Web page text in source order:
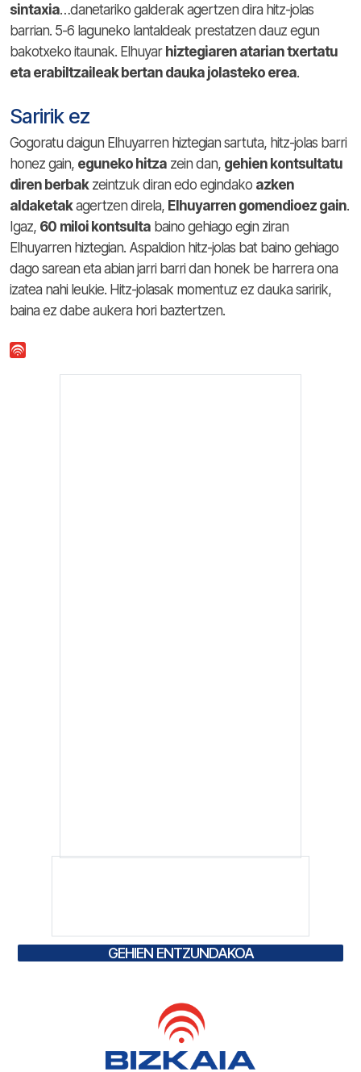
sintaxia…danetariko galderak agertzen dira hitz-jolas
barrian. 5-6 laguneko lantaldeak prestatzen dauz egun
bakotxeko itaunak. Elhuyar hiztegiaren atarian txertatu
eta erabiltzaileak bertan dauka jolasteko erea.
Saririk ez
Gogoratu daigun Elhuyarren hiztegian sartuta, hitz-jolas barri
honez gain, eguneko hitza zein dan, gehien kontsultatu
diren berbakzeintzuk diran edo egindako azken
aldaketakagertzen direla, Elhuyarren gomendioez gain.
Igaz, 60 miloi kontsulta baino gehiago egin ziran
Elhuyarren hiztegian. Aspaldion hitz-jolas bat baino gehiago
dago sarean eta abian jarri barri dan honek be harrera ona
izatea nahi leukie. Hitz-jolasak momentuz ez dauka saririk,
baina ez dabe aukera hori baztertzen.
GEHIEN ENTZUNDAKOA